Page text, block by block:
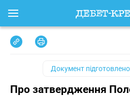
Документ
Про затвердження